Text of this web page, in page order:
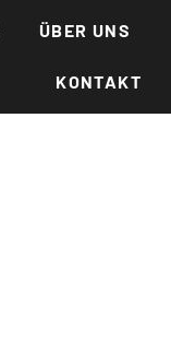
ÜBER UNS
KONTAKT